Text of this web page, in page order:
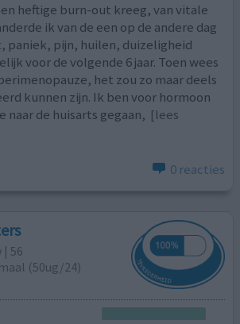
heftige burn-out kreeg, van vitale
ik van de een op de andere dag
paniek, pijn, huilen, duizeligheid
voor de volgende 6 jaar. Toen wees
het zou zo maar deels
kunnen zijn. Ik ben voor hormoon
de huisarts gegaan, [lees
0 reacties
| 56
(50ug/24)